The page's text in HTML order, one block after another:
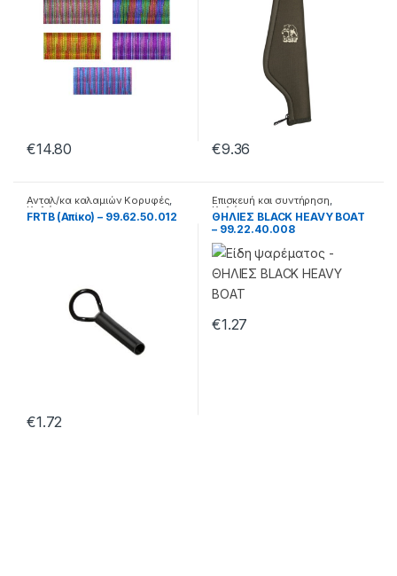
€14.80 €9.36
Ανταλ/κα καλαμιών Κορυφές,
Καλάμια
FRTB (Απίκο) – 99.62.50.012
€1.72
Επισκευή και συντήρηση,
Καλάμια
ΘΗΛΙΕΣ BLACK HEAVY BOAT
– 99.22.40.008
€1.27